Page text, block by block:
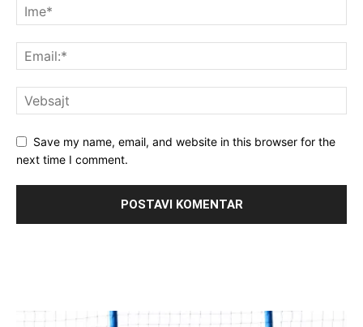
Save my name, email, and website in this browser for the
next time I comment.